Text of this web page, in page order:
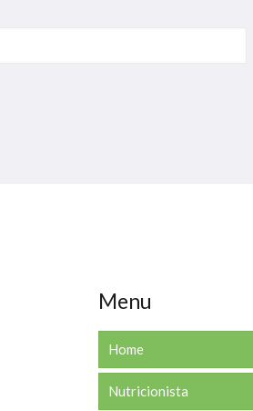
Menu
Home
Nutricionista